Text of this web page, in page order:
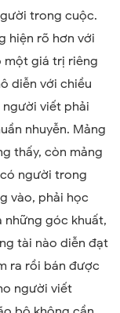
trong cuộc.
hiện rõ hơn với
một giá trị riêng
diễn với chiều
người viết phải
nhuyễn. Mảng
thấy, còn mảng
người trong
vào, phải học
những góc khuất,
tài nào diễn đạt
ra rồi bán được
người viết